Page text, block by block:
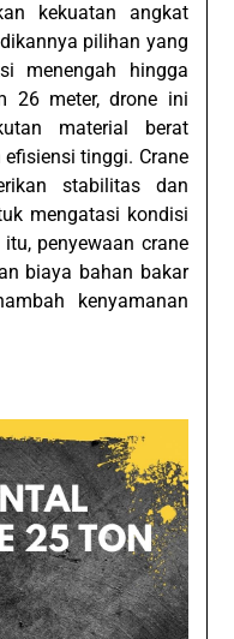
kekuatan angkat
pilihan yang
menengah hingga
26 meter, drone ini
material berat
tinggi. Crane
stabilitas dan
mengatasi kondisi
penyewaan crane
biaya bahan bakar
kenyamanan